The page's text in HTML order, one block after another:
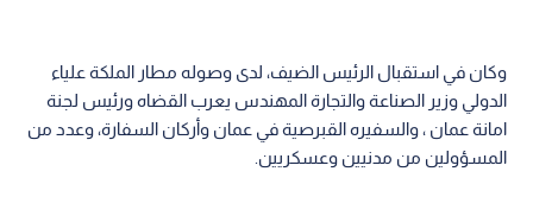
وكان في استقبال الرئيس الضيف، لدى وصوله مطار الملكة علياء
الدولي وزير الصناعة والتجارة المهندس يعرب القضاه ورئيس لجنة
امانة عمان ، والسفيره القبرصية في عمان وأركان السفارة، وعدد من
المسؤولين من مدنيين وعسكريين.